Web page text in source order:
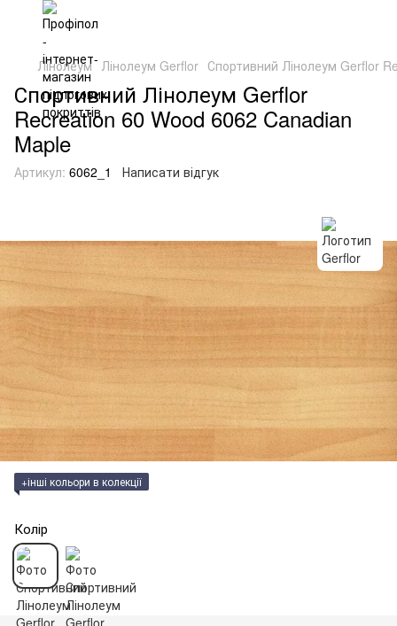
Лінолеум Лінолеум Gerflor Спортивний Лінолеум Gerflor
Спортивний Лінолеум Gerflor
Recreation 60 Wood 6062 Canadian
Maple
Артикул: 6062_1 Написати відгук
+інші кольори в колекції
Колір